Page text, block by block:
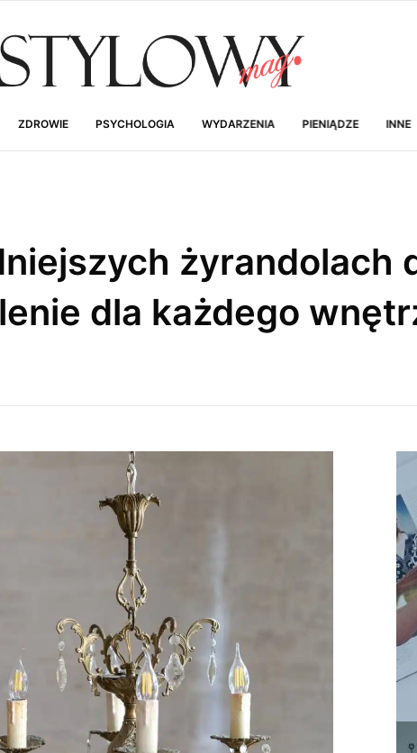
ZDROWIE PSYCHOLOGIA WYDARZENIA PIENIĄDZE INNE
żyrandolach
dla każdego